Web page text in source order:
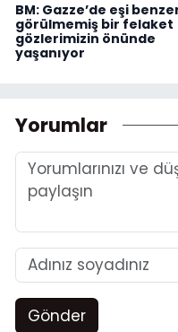
BM: Gazze’de eşi
görülmemiş bir felaket
gözlerimizin önünde
yaşanıyor
Yorumlar
Gönder